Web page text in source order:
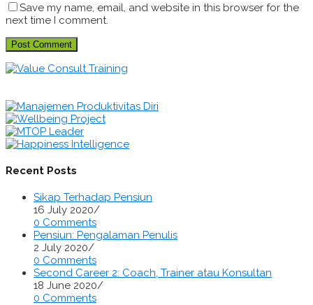
Save my name, email, and website in this browser for the
next time I comment.
Recent Posts
Sikap Terhadap Pensiun
16 July 2020/
0 Comments
Pensiun: Pengalaman Penulis
2 July 2020/
0 Comments
Second Career 2: Coach, Trainer atau Konsultan
18 June 2020/
0 Comments